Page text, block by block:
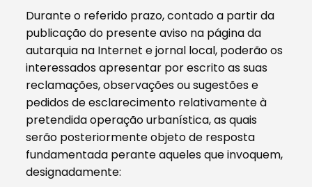
Durante o referido prazo, contado a partir da
publicação do presente aviso na página da
autarquia na Internet e jornal local, poderão os
interessados apresentar por escrito as suas
reclamações, observações ou sugestões e
pedidos de esclarecimento relativamente à
pretendida operação urbanística, as quais
serão posteriormente objeto de resposta
fundamentada perante aqueles que invoquem,
designadamente: